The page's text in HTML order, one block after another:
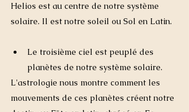
Helios est au centre de notre système
solaire. Il est notre soleil ou Sol en Latin.
Le troisième ciel est peuplé des
planètes de notre système solaire.
L'astrologie nous montre comment les
mouvements de ces planètes créent notre